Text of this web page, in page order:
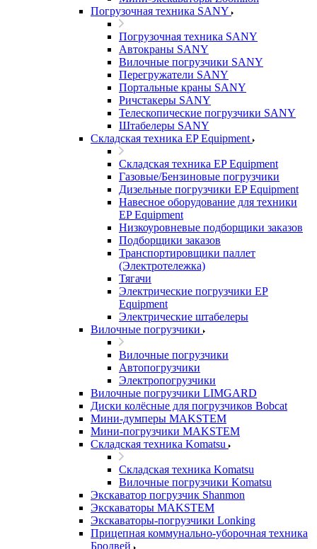
Погрузочная техника SANY
Погрузочная техника SANY
Автокраны SANY
Вилочные погрузчики SANY
Перегружатели SANY
Портальные краны SANY
Ричстакеры SANY
Телескопические погрузчики SANY
Штабелеры SANY
Складская техника EP Equipment
Складская техника EP Equipment
Газовые/Бензиновые погрузчики
Дизельные погрузчики EP Equipment
Навесное оборудование для техники
EP Equipment
Низкоуровневые подборщики заказов
Подборщики заказов
Транспортировщики паллет
(Электротележка)
Тягачи
Электрические погрузчики EP
Equipment
Электрические штабелеры
Вилочные погрузчики
Вилочные погрузчики
Автопогрузчики
Электропогрузчики
Вилочные погрузчики LIMGARD
Диски колёсные для погрузчиков Bobcat
Мини-думперы MAKSTEM
Мини-погрузчики MAKSTEM
Складская техника Komatsu
Складская техника Komatsu
Вилочные погрузчики Komatsu
Экскаватор погрузчик Shanmon
Экскаваторы MAKSTEM
Экскаваторы-погрузчики Lonking
Прицепная коммунально-уборочная техника
Бродвей